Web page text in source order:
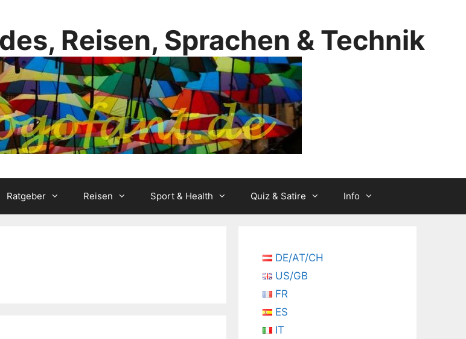
Reisen, Sprachen & Technik
Ratgeber Reisen Sport & Health Quiz & Satire Info
DE/AT/CH
US/GB
FR
ES
IT